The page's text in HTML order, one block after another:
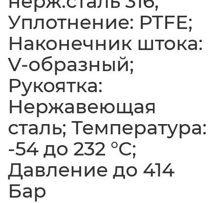
Уплотнение: PTFE;
Наконечник штока:
V-образный;
Рукоятка:
Нержавеющая
сталь; Температура:
-54 до 232 °C;
Давление до 414
Бар